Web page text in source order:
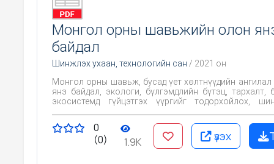
Монгол орны шавьжийн олон
байдал
Шинжлэх ухаан, технологийн сан / 2021 он
Монгол орны шавьж, бусад үет хөлтнүүдийн ангилал
янз байдал, экологи, бүлгэмдлийн бүтэц, тархалт,
экосистемд гүйцэтгэх үүргийг тодорхойлох,
биелүүлэхийн тулд дараах зорилтуудыг дэвшүүлэв.
орны шавьж, үет хөлтний биологийн олон янз
судалгаа хийж, шинэ төрөл зүйлийг илрүүлэх. 2. Тодорхой бүс
0
(0)
1.9K үзэх